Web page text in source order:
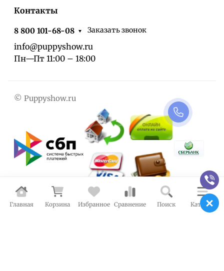
Главная Корзина Избранное Сравнение Поиск Каталог
Контакты
8 800 101-68-08 Заказать звонок
info@puppyshow.ru
Пн—Пт 11:00 – 18:00
© Puppyshow.ru